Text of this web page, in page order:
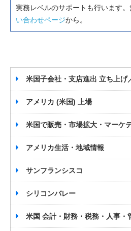
実務レベルのサポートも行います
い合わせページから。
米国子会社・支店進出 立ち上げ
アメリカ (米国) 上場
米国で販売・市場拡大・マーケ
アメリカ生活・地域情報
サンフランシスコ
シリコンバレー
米国 会計・財務・税務・人事・